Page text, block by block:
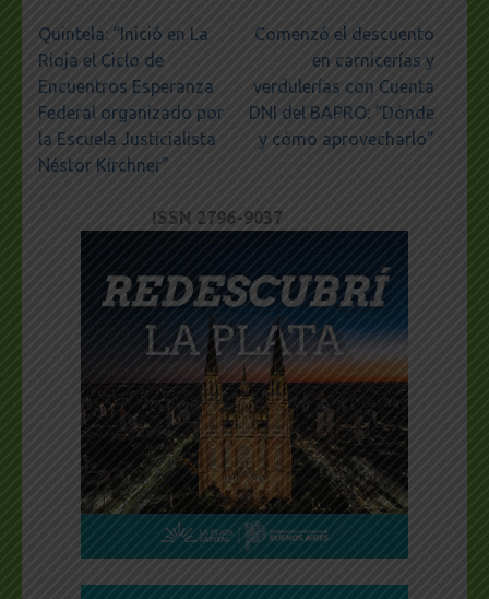
Navegación
de
entradas
Quintela: “Inició en La
Rioja el Ciclo de
Encuentros Esperanza
Federal organizado por
la Escuela Justicialista
Néstor Kirchner”
Comenzó el descuento
en carnicerías y
verdulerías con Cuenta
DNI del BAPRO: “Dónde
y cómo aprovecharlo”
ISSN 2796-9037